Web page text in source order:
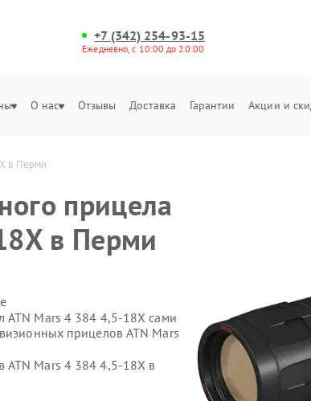
+7 (342) 254-93-15
Ежедневно, с 10:00 до 20:00
О нас Отзывы Доставка Гарантии Акции и
в Перми
прицела
в Перми
ATN Mars 4 384 4,5-18X сами
прицелов ATN Mars
ATN Mars 4 384 4,5-18X в